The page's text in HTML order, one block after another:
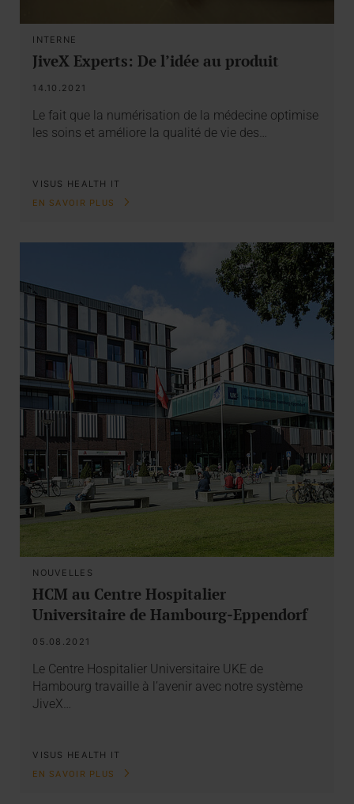
INTERNE
JiveX Experts: De l’idée au produit
14.10.2021
Le fait que la numérisation de la médecine optimise
les soins et améliore la qualité de vie des…
VISUS HEALTH IT
EN SAVOIR PLUS
NOUVELLES
HCM au Centre Hospitalier
Universitaire de Hambourg-Eppendorf
05.08.2021
Le Centre Hospitalier Universitaire UKE de
Hambourg travaille à l’avenir avec notre système
JiveX…
VISUS HEALTH IT
EN SAVOIR PLUS